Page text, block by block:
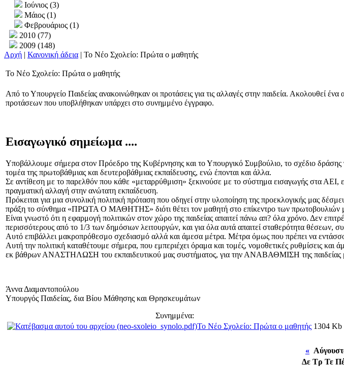
Ιούνιος (3)
Μάιος (1)
Φεβρουάριος (1)
2010 (77)
2009 (148)
Αρχή | Κανονική άδεια | To Νέο Σχολείο: Πρώτα ο μαθητής
To Νέο Σχολείο: Πρώτα ο μαθητής
Από το Υπουργείο Παιδείας ανακοινώθηκαν οι προτάσεις για τις αλλαγές στην παιδεία. Ακολουθεί
προτάσεων που υποβλήθηκαν υπάρχει στο συνημμένο έγγραφο.
Εισαγωγικό σημείωμα ....
Υποβάλλουμε σήμερα στον Πρόεδρο της Κυβέρνησης και το Υπουργικό Συμβούλιο, το σχέδιο δράσης
τομέα της πρωτοβάθμιας και δευτεροβάθμιας εκπαίδευσης, ενώ έπονται και άλλα.
Σε αντίθεση με το παρελθόν που κάθε «μεταρρύθμιση» ξεκινούσε με το σύστημα εισαγωγής στα ΑΕΙ,
πραγματική αλλαγή στην ανώτατη εκπαίδευση.
Πρόκειται για μια συνολική πολιτική πρόταση που οδηγεί στην υλοποίηση της προεκλογικής μας
πράξη το σύνθημα «ΠΡΩΤΑ Ο ΜΑΘΗΤΗΣ» διότι θέτει τον μαθητή στο επίκεντρο των πρωτοβουλιών
Είναι γνωστό ότι η εφαρμογή πολιτικών στον χώρο της παιδείας απαιτεί πάνω απ? όλα χρόνο. Δεν
περισσότερους από το 1/3 των δημόσιων λειτουργών, και για όλα αυτά απαιτεί σταθερότητα θέσεων,
Αυτό επιβάλλει μακροπρόθεσμο σχεδιασμό αλλά και άμεσα μέτρα. Μέτρα όμως που πρέπει να
Αυτή την πολιτική καταθέτουμε σήμερα, που εμπεριέχει όραμα και τομές, νομοθετικές ρυθμίσεις και
εκ βάθρων ΑΝΑΣΤΗΛΩΣΗ του εκπαιδευτικού μας συστήματος, για την ΑΝΑΒΑΘΜΙΣΗ της παιδείας
Άννα Διαμαντοπούλου
Υπουργός Παιδείας, δια Βίου Μάθησης και Θρησκευμάτων
Συνημμένα:
Το Νέο Σχολείο: Πρώτα ο μαθητής 1304 Kb
«
Δε Τρ Τε